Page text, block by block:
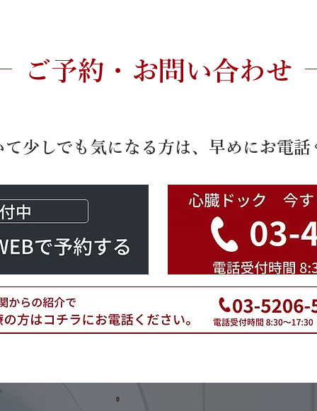
ご予約・お問い合わせ
少しでも気になる方は、早めにお電話